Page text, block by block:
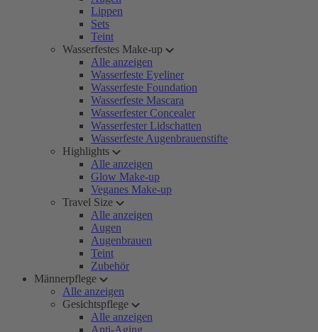
Lippen
Sets
Teint
Wasserfestes Make-up
Alle anzeigen
Wasserfeste Eyeliner
Wasserfeste Foundation
Wasserfeste Mascara
Wasserfester Concealer
Wasserfester Lidschatten
Wasserfeste Augenbrauenstifte
Highlights
Alle anzeigen
Glow Make-up
Veganes Make-up
Travel Size
Alle anzeigen
Augen
Augenbrauen
Teint
Zubehör
Männerpflege
Alle anzeigen
Gesichtspflege
Alle anzeigen
Anti-Aging